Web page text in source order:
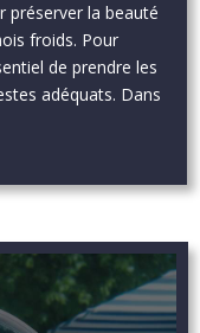
préserver la beauté
froids. Pour
de prendre les
adéquats. Dans